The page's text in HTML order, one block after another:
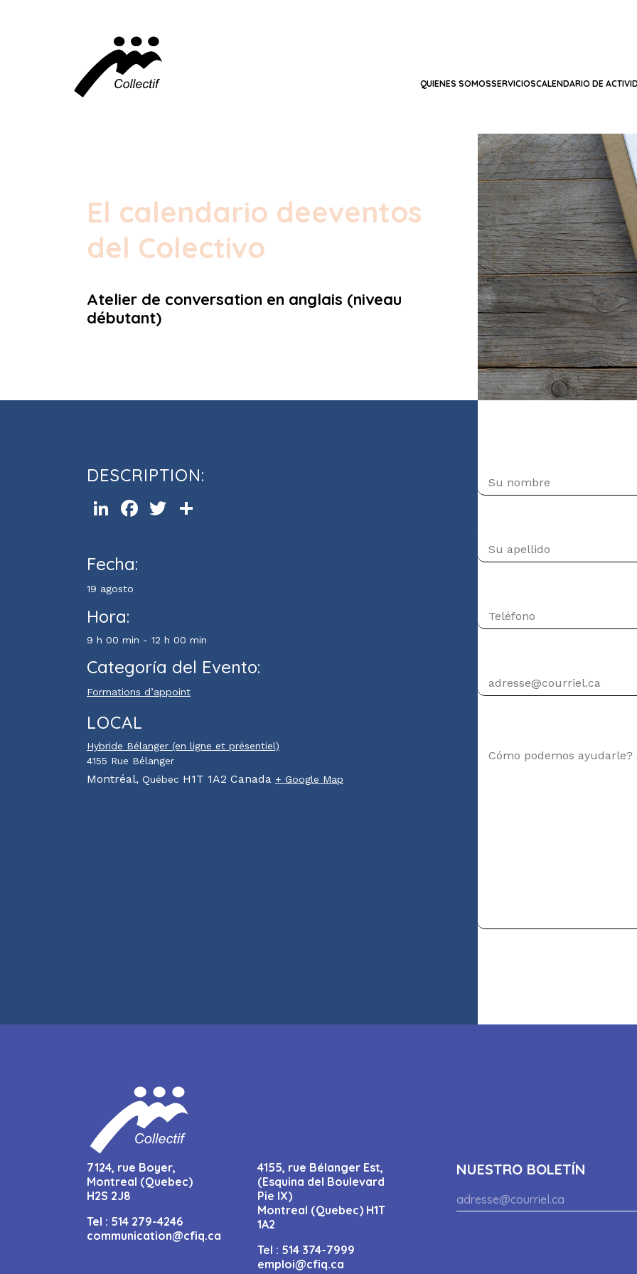
QUIENES SOMOSSERVICIOSCALENDARIO DE
El calendario deeventos
del Colectivo
Atelier de conversation en anglais (niveau
débutant)
DESCRIPTION:
LinkedInFacebookTwitter
Fecha:
19 agosto
Hora:
9 h 00 min - 12 h 00 min
Categoría del Evento:
Formations d’appoint
LOCAL
Hybride Bélanger (en ligne et présentiel)
4155 Rue Bélanger
Montréal, Québec H1T 1A2 Canada + Google Map
7124, rue Boyer,
Montreal (Quebec)
H2S 2J8
Tel : 514 279-4246
communication@cfiq.ca
4155, rue Bélanger Est,
(Esquina del Boulevard
Pie IX)
Montreal (Quebec) H1T
1A2
Tel : 514 374-7999
emploi@cfiq.ca
NUESTRO BOLETÍN